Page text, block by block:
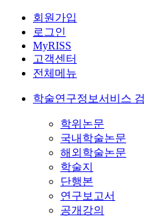
회원가입
로그인
MyRISS
고객센터
전체메뉴
학술연구정보서비스
학위논문
국내학술논문
해외학술논문
학술지
단행본
연구보고서
공개강의